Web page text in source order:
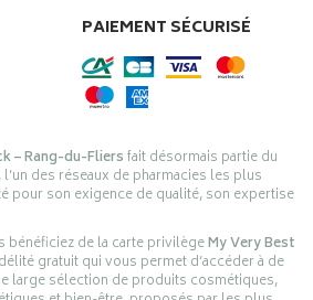
PAIEMENT SÉCURISÉ
– Rang-du-Fliersfait désormais partie du
, l’un des réseaux de pharmacies les plus
pour son exigence de qualité, son expertise
bénéficiez de la carte privilègeMy Very Best
gratuit qui vous permet d’accéder à de
large sélection de produits cosmétiques,